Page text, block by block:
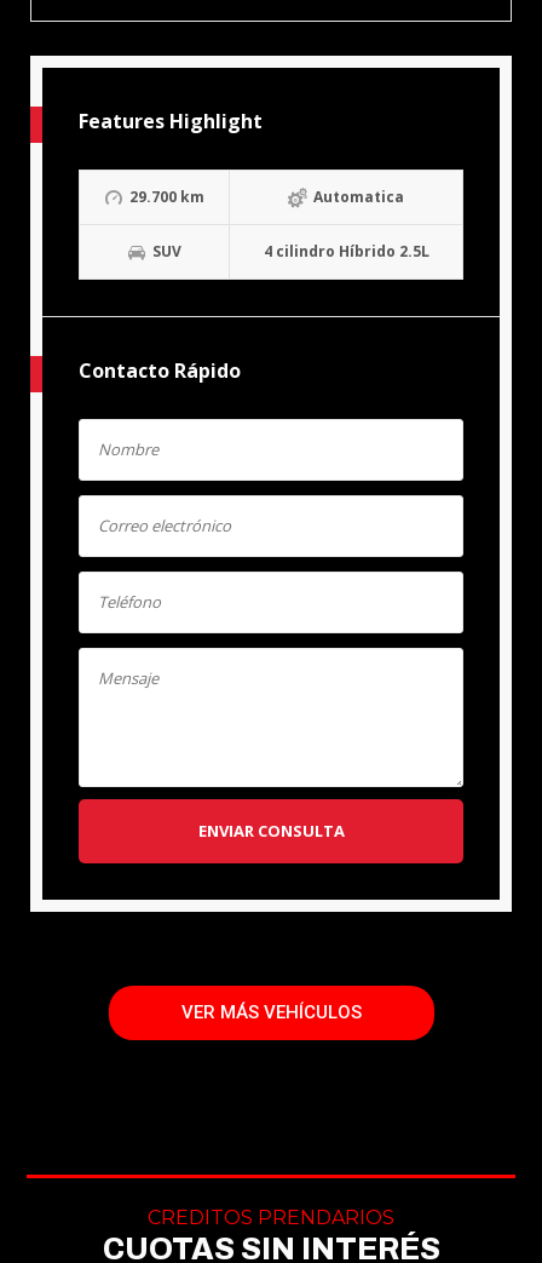
Features Highlight
29.700 km Automatica
SUV 4 cilindro Híbrido 2.5L
Contacto Rápido
ENVIAR CONSULTA
VER MÁS VEHÍCULOS
CREDITOS PRENDARIOS
CUOTAS SIN INTERÉS